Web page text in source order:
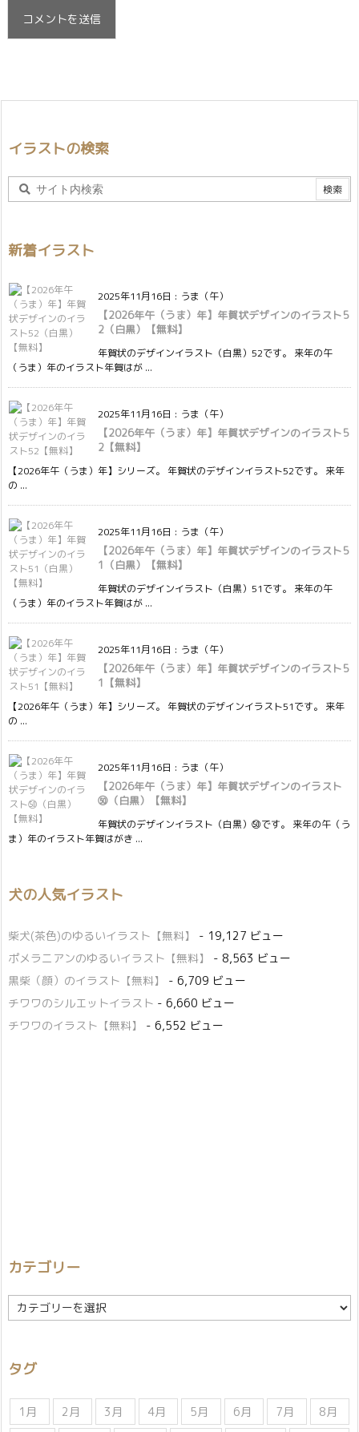
イラストの検索
新着イラスト
2025年11月16日 : うま（午）
【2026年午（うま）年】年賀状デザインのイラスト5
2（白黒）【無料】
年賀状のデザインイラスト（白黒）52です。 来年の午
（うま）年のイラスト年賀はが ...
2025年11月16日 : うま（午）
【2026年午（うま）年】年賀状デザインのイラスト5
2【無料】
【2026年午（うま）年】シリーズ。 年賀状のデザインイラスト52です。 来年
の ...
2025年11月16日 : うま（午）
【2026年午（うま）年】年賀状デザインのイラスト5
1（白黒）【無料】
年賀状のデザインイラスト（白黒）51です。 来年の午
（うま）年のイラスト年賀はが ...
2025年11月16日 : うま（午）
【2026年午（うま）年】年賀状デザインのイラスト5
1【無料】
【2026年午（うま）年】シリーズ。 年賀状のデザインイラスト51です。 来年
の ...
2025年11月16日 : うま（午）
【2026年午（うま）年】年賀状デザインのイラスト
㊿（白黒）【無料】
年賀状のデザインイラスト（白黒）㊿です。 来年の午（う
ま）年のイラスト年賀はがき ...
犬の人気イラスト
柴犬(茶色)のゆるいイラスト【無料】
- 19,127 ビュー
ポメラニアンのゆるいイラスト【無料】
- 8,563 ビュー
黒柴（顔）のイラスト【無料】
- 6,709 ビュー
チワワのシルエットイラスト - 6,660 ビュー
チワワのイラスト【無料】
- 6,552 ビュー
カテゴリー
カ
テ
ー
タグ
1月 2月 3月 4月 5月 6月 7月
8月